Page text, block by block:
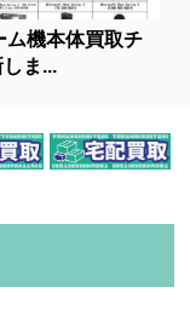
ム機本体買取チ
ま...